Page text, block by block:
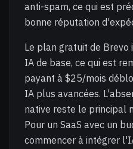
anti-spam, ce qui est
bonne réputation
Le plan gratuit de
IA de base, ce qui est
payant à $25/mois
IA plus avancées.
native reste le principal
Pour un SaaS avec un
commencer à intégrer